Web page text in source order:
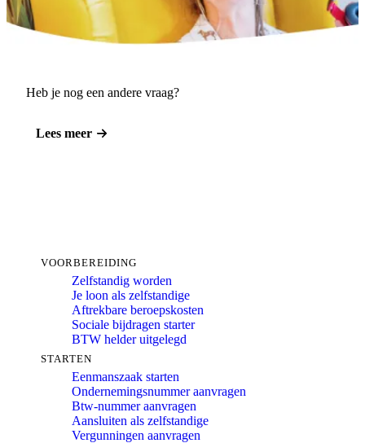
Heb je nog een andere vraag?
Lees meer
VOORBEREIDING
Zelfstandig worden
Je loon als zelfstandige
Aftrekbare beroepskosten
Sociale bijdragen starter
BTW helder uitgelegd
STARTEN
Eenmanszaak starten
Ondernemingsnummer aanvragen
Btw-nummer aanvragen
Aansluiten als zelfstandige
Vergunningen aanvragen